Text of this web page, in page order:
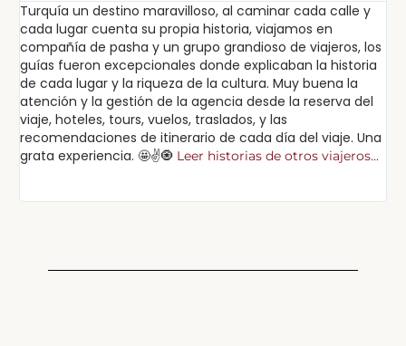
Turquía un destino maravilloso, al caminar cada calle y
cada lugar cuenta su propia historia, viajamos en
compañía de pasha y un grupo grandioso de viajeros, los
guías fueron excepcionales donde explicaban la historia
de cada lugar y la riqueza de la cultura. Muy buena la
atención y la gestión de la agencia desde la reserva del
viaje, hoteles, tours, vuelos, traslados, y las
recomendaciones de itinerario de cada día del viaje. Una
grata experiencia. 🤩✌️🧿 Leer historias de otros viajeros...